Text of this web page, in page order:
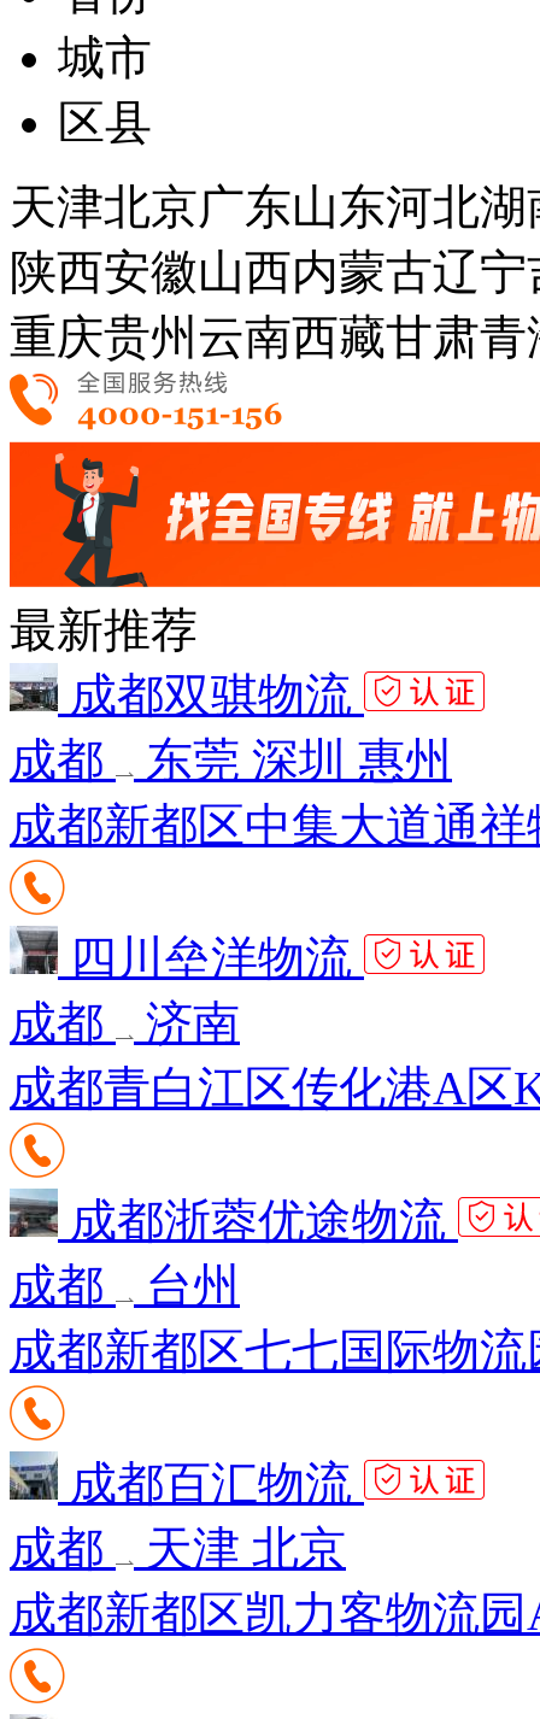
城市
区县
天津北京广东山东河北湖
陕西安徽山西内蒙古辽宁
重庆贵州 云南西藏甘肃青
最新推荐
成都双骐物流
成都
东莞 深圳 惠州
成都新都区中集大道通
四川垒洋物流
成都
济南
成都青白江区传化港A区
成都浙蓉优途物流
成都
台州
成都新都区七七国际物流
成都百汇物流
成都
天津 北京
成都新都区凯力客物流园